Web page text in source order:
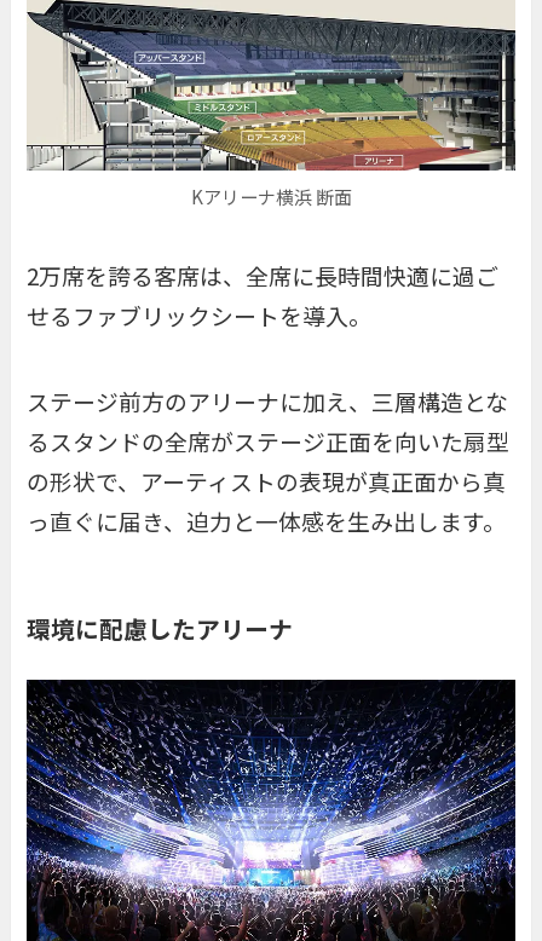
Kアリーナ横浜 断面
2万席を誇る客席は、全席に長時間快適に過ご
せるファブリックシートを導入。
ステージ前方のアリーナに加え、三層構造とな
るスタンドの全席がステージ正面を向いた扇型
の形状で、アーティストの表現が真正面から真
っ直ぐに届き、迫力と一体感を生み出します。
環境に配慮したアリーナ